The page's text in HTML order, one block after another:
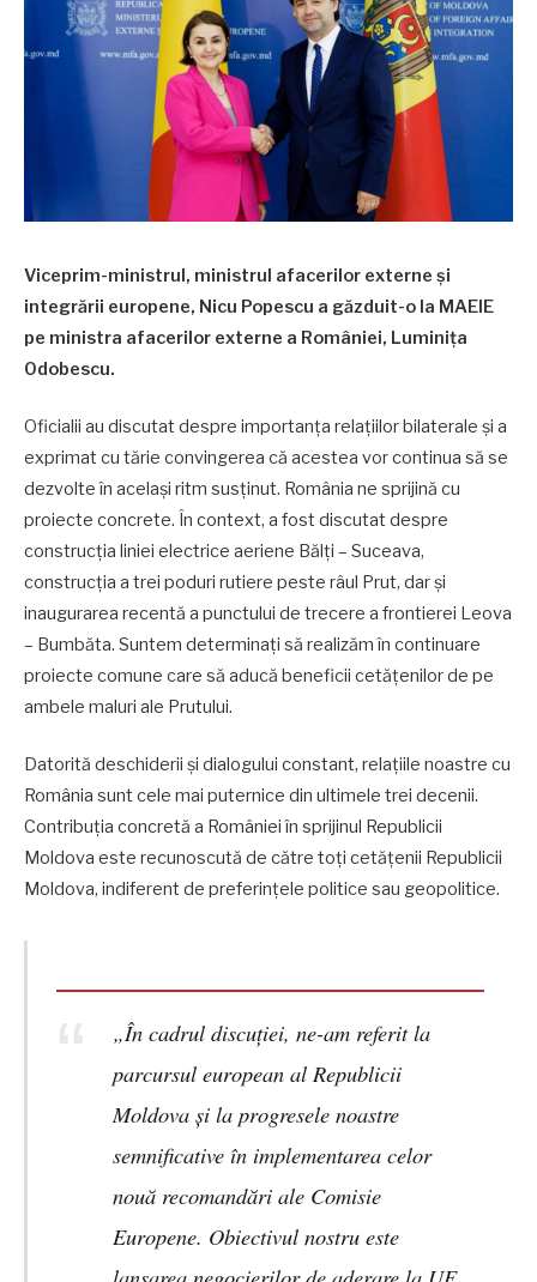
Viceprim-ministrul, ministrul afacerilor externe și
integrării europene, Nicu Popescu a găzduit-o la MAEIE
pe ministra afacerilor externe a României, Luminița
Odobescu.
Oficialii au discutat despre importanța relațiilor bilaterale și a
exprimat cu tărie convingerea că acestea vor continua să se
dezvolte în același ritm susținut. România ne sprijină cu
proiecte concrete. În context, a fost discutat despre
construcția liniei electrice aeriene Bălți – Suceava,
construcția a trei poduri rutiere peste râul Prut, dar și
inaugurarea recentă a punctului de trecere a frontierei Leova
– Bumbăta. Suntem determinați să realizăm în continuare
proiecte comune care să aducă beneficii cetățenilor de pe
ambele maluri ale Prutului.
Datorită deschiderii și dialogului constant, relațiile noastre cu
România sunt cele mai puternice din ultimele trei decenii.
Contribuția concretă a României în sprijinul Republicii
Moldova este recunoscută de către toți cetățenii Republicii
Moldova, indiferent de preferințele politice sau geopolitice.
„În cadrul discuției, ne-am referit la
parcursul european al Republicii
Moldova și la progresele noastre
semnificative în implementarea celor
nouă recomandări ale Comisie
Europene. Obiectivul nostru este